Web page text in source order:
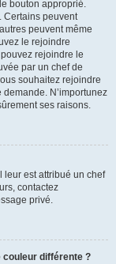
bouton approprié.
Certains peuvent
peuvent même
le rejoindre
rejoindre le
par un chef de
souhaitez rejoindre
N’importunez
ses raisons.
leur est attribué un chef
contactez
privé.
différente ?